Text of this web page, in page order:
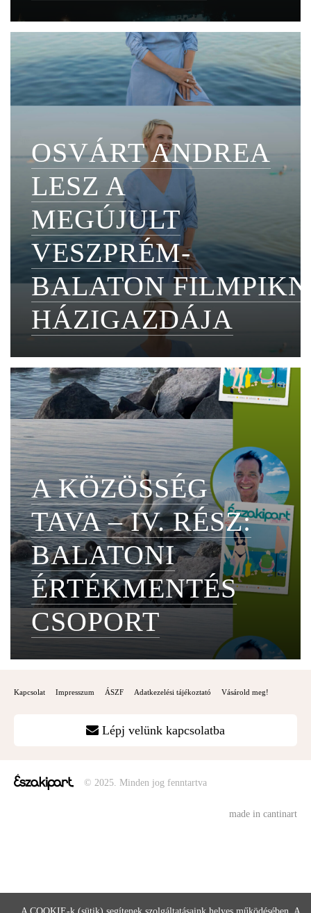
OSVÁRT ANDREA
LESZ A
MEGÚJULT
VESZPRÉM-
BALATON
HÁZIGAZDÁJA
A KÖZÖSSÉG
TAVA – IV. RÉSZ:
BALATONI
ÉRTÉKMENTÉS
CSOPORT
Kapcsolat Impresszum ÁSZF Adatkezelési tájékoztató Vásárold meg!
Lépj velünk kapcsolatba
© 2025. Minden jog fenntartva
made in cantinart